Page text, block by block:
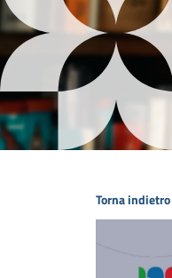
Torna indietro